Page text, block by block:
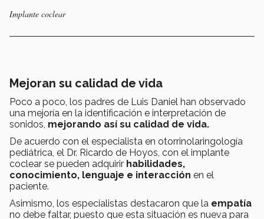
Implante coclear
Mejoran su calidad de vida
Poco a poco, los padres de Luis Daniel han observado
una mejoría en la identificación e interpretación de
sonidos, mejorando así su calidad de vida.
De acuerdo con el especialista en otorrinolaringología
pediátrica, el Dr. Ricardo de Hoyos, con el implante
coclear se pueden adquirir habilidades,
conocimiento, lenguaje e interacción en el
paciente.
Asimismo, los especialistas destacaron que la empatía
no debe faltar, puesto que esta situación es nueva para